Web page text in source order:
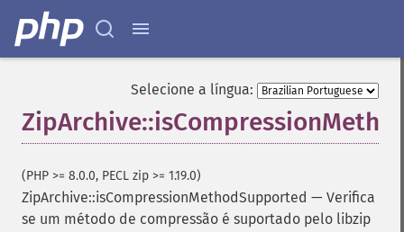
Selecione a língua:
(PHP >= 8.0.0, PECL zip >= 1.19.0)
ZipArchive::isCompressionMethodSupported — Verifica
se um método de compressão é suportado pelo libzip